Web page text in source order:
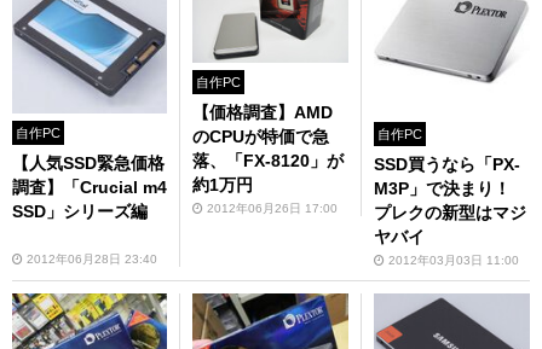
自作PC
【人気SSD緊急価格
調査】「Crucial m4
SSD」シリーズ編
2012年06月28日 23:40
自作PC
【価格調査】AMD
のCPUが特価で急
落、「FX-8120」が
約1万円
2012年06月26日 17:00
自作PC
SSD買うなら「PX-
M3P」で決まり！
プレクの新型はマジ
ヤバイ
2012年03月03日 11:00